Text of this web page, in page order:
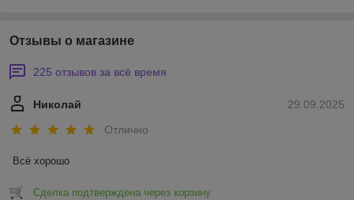
Отзывы о магазине
225 отзывов за всё время
29.09.2025
Николай
Отлично
Всё хорошо
Сделка подтверждена через корзину